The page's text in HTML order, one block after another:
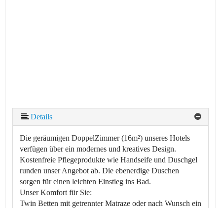
Details
Die geräumigen DoppelZimmer (16m²) unseres Hotels
verfügen über ein modernes und kreatives Design.
Kostenfreie Pflegeprodukte wie Handseife und Duschgel
runden unser Angebot ab. Die ebenerdige Duschen
sorgen für einen leichten Einstieg ins Bad.
Unser Komfort für Sie:
Twin Betten mit getrennter Matraze oder nach Wunsch ein